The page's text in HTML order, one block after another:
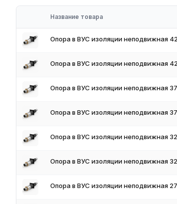
Соответствие стандартам ГОСТ и ТУ
Обязательное наличие сертификатов
Доставка по всей России
Резка и обработка по размерам заказчика
Цены и условия поставки
предложим оптимальные условия поставки и
Для оформления заказа чёрного
учётом объёма заказа.
Название товара
Опора в ВУС изоляции неподвижная
Опора в ВУС изоляции неподвижная
Опора в ВУС изоляции неподвижная
Опора в ВУС изоляции неподвижная
Опора в ВУС изоляции неподвижная
Опора в ВУС изоляции неподвижная
Опора в ВУС изоляции неподвижная